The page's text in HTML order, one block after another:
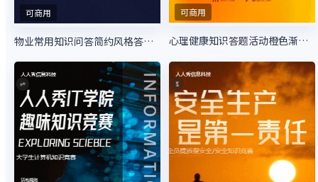
可商用
物业常用知识问答简约风格答题活动
可商用
心理健康知识答题活动橙色渐变风格